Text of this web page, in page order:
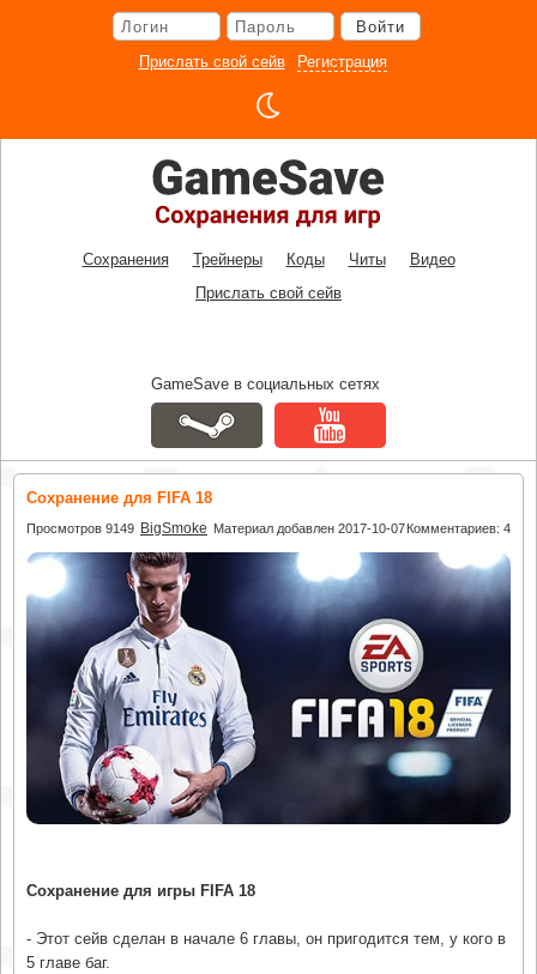
Войти
Прислать свой сейв
Регистрация
Сохранения Трейнеры Коды Читы
Видео
Прислать свой сейв
GameSave в социальных сетях
Сохранение для FIFA 18
Просмотров 9149 BigSmoke Материал добавлен 2017-10-07Комментариев: 4
Сохранение для игры FIFA 18
- Этот сейв сделан в начале 6 главы, он пригодится тем, у кого в
5 главе баг.